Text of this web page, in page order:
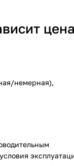
цена
немерная),